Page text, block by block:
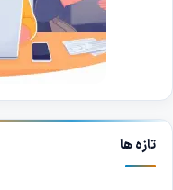
تازه ها